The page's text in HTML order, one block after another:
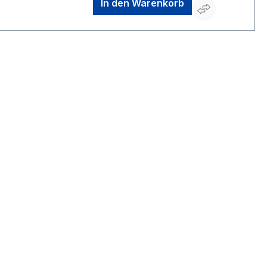
info@wkirchhoff.com
In den Warenkorb